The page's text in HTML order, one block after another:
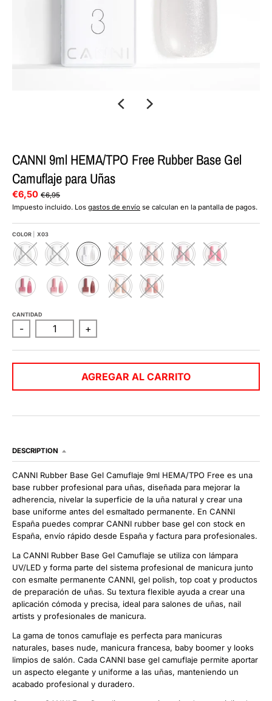
CANNI 9ml HEMA/TPO Free Rubber Base Gel
Camuflaje para Uñas
€6,50 €6,95
Impuesto incluido. Los gastos de envío se calculan en la pantalla de pagos.
COLOR X03
X X
2 3
X
0
4
X
0
5
X X
8
X X
CANTIDAD
- +
AGREGAR AL CARRITO
DESCRIPTION
CANNI Rubber Base Gel Camuflaje 9ml HEMA/TPO Free es una
base rubber profesional para uñas, diseñada para mejorar la
adherencia, nivelar la superficie de la uña natural y crear una
base uniforme antes del esmaltado permanente. En CANNI
España puedes comprar CANNI rubber base gel con stock en
España, envío rápido desde España y factura para profesionales.
La CANNI Rubber Base Gel Camuflaje se utiliza con lámpara
UV/LED y forma parte del sistema profesional de manicura junto
con esmalte permanente CANNI, gel polish, top coat y productos
de preparación de uñas. Su textura flexible ayuda a crear una
aplicación cómoda y precisa, ideal para salones de uñas, nail
artists y profesionales de manicura.
La gama de tonos camuflaje es perfecta para manicuras
naturales, bases nude, manicura francesa, baby boomer y looks
limpios de salón. Cada CANNI base gel camuflaje permite aportar
un aspecto elegante y uniforme a las uñas, manteniendo un
acabado profesional y duradero.